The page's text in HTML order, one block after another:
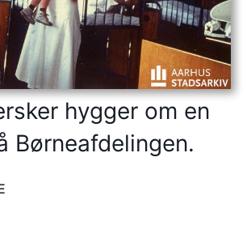
hygger om en
Børneafdelingen.